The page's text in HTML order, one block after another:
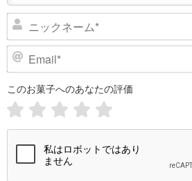
このお菓子へのあなたの評価